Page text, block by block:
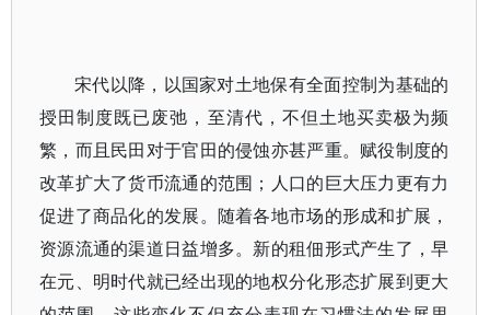
宋代以降，以国家对土地保有全面控制为基础的
授田制度既已废弛，至清代，不但土地买卖极为频
繁，而且民田对于官田的侵蚀亦甚严重。赋役制度的
改革扩大了货币流通的范围；人口的巨大压力更有力
促进了商品化的发展。随着各地市场的形成和扩展，
资源流通的渠道日益增多。新的租佃形式产生了，早
在元、明时代就已经出现的地权分化形态扩展到更大